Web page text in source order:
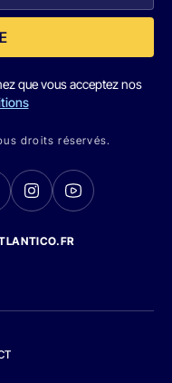
que vous acceptez nos
droits réservés.